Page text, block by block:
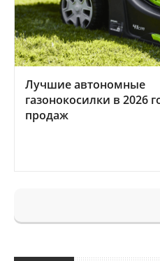
Лучшие автономные
газонокосилки в 2026
продаж